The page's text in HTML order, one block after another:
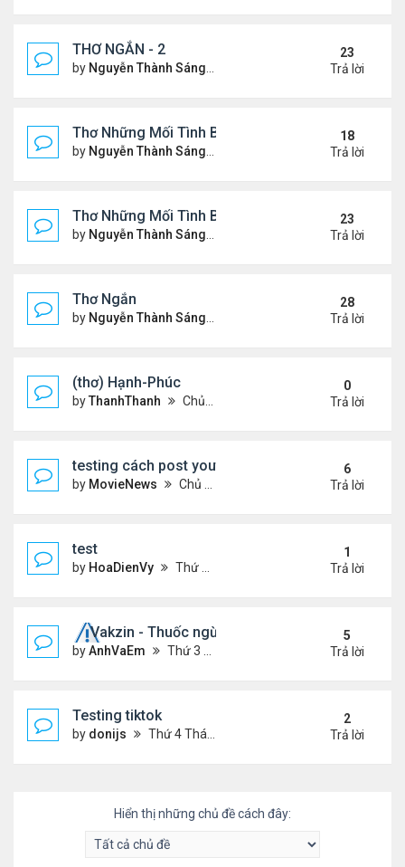
THƠ NGẮN - 2
by Nguyễn Thành Sáng Chủ nhật Tháng 7 30, 2023
23
Trả lời
Thơ Những Mối Tình Buồn (2)
by Nguyễn Thành Sáng Thứ 2 Tháng 5 22, 2023 8:48
18
Trả lời
Thơ Những Mối Tình Buồn
by Nguyễn Thành Sáng Thứ 7 Tháng 2 04, 2023 12:26
23
Trả lời
Thơ Ngắn
by Nguyễn Thành Sáng Thứ 7 Tháng 12 17, 2022 6:28
28
Trả lời
(thơ) Hạnh-Phúc
byThanhThanh Chủ nhật Tháng 1 23, 2022 12:25 pm
0
Trả lời
testing cách post youtube video
by MovieNews Chủ nhật Tháng 10 11, 2020 12:18 pm
6
Trả lời
test
by HoaDienVy Thứ 4 Tháng 12 02, 2020 12:22 pm
1
Trả lời
Vakzin - Thuốc ngừa corona
byAnhVaEm Thứ 3 Tháng 1 19, 2021 3:19 am
5
Trả lời
Testing tiktok
by donijs Thứ 4 Tháng 11 11, 2020 11:23 am
2
Trả lời
Hiển thị những chủ đề cách đây: